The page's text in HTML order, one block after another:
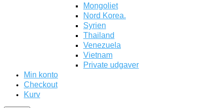
Mongoliet
Nord Korea.
Syrien
Thailand
Venezuela
Vietnam
Private udgaver
Min konto
Checkout
Kurv